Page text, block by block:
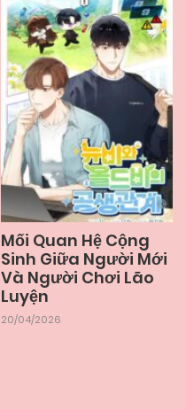
Mối Quan Hệ Cộng
Sinh Giữa Người Mới
Và Người Chơi Lão
Luyện
20/04/2026